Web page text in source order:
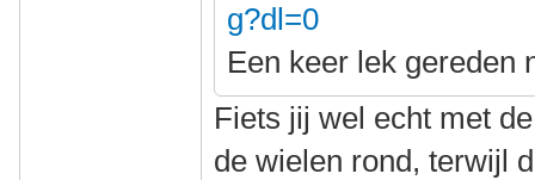
g?dl=0
Een keer lek gereden
Fiets jij wel echt met
de wielen rond, terwijl